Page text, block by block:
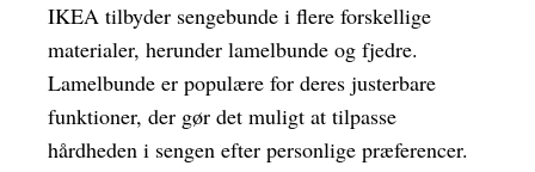
IKEA tilbyder sengebunde i flere forskellige
materialer, herunder lamelbunde og fjedre.
Lamelbunde er populære for deres justerbare
funktioner, der gør det muligt at tilpasse
hårdheden i sengen efter personlige præferencer.